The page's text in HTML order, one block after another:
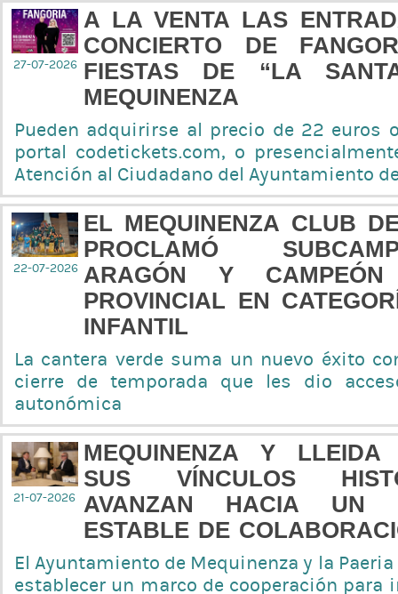
A LA VENTA LAS
CONCIERTO DE
FIESTAS DE “LA
MEQUINENZA
27-07-2026
Pueden adquirirse al precio de 22 euros
portal codetickets.com, o
Atención al Ciudadano del Ayuntamiento
EL MEQUINENZA CLUB
PROCLAMÓ
ARAGÓN Y
PROVINCIAL EN
INFANTIL
22-07-2026
La cantera verde suma un nuevo éxito
cierre de temporada que les dio
autonómica
MEQUINENZA Y LLEIDA
SUS VÍNCULOS
AVANZAN HACIA UN
ESTABLE DE
21-07-2026
El Ayuntamiento de Mequinenza y la
establecer un marco de cooperación para